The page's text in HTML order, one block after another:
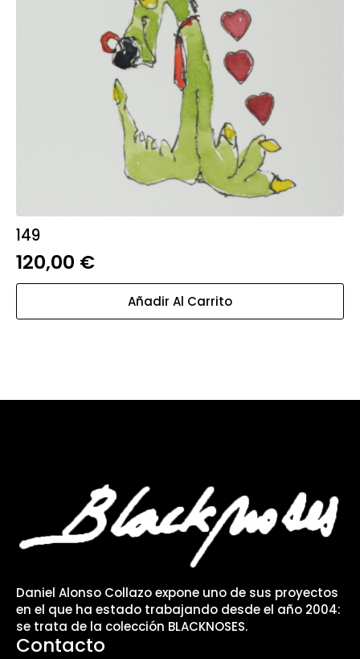
149
120,00 €
Añadir Al Carrito
Daniel Alonso Collazo expone uno de sus proyectos
en el que ha estado trabajando desde el año 2004:
se trata de la colección BLACKNOSES.
Contacto